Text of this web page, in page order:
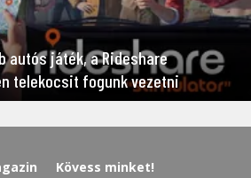
autós játék, a Rideshare
telekocsit fogunk vezetni
Kövess minket!